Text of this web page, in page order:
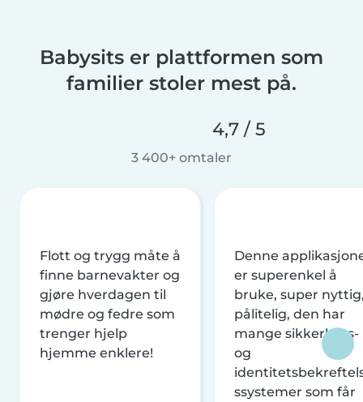
Babysits er plattformen som
familier stoler mest på.
4,7 / 5
3 400+ omtaler
Flott og trygg måte å
finne barnevakter og
gjøre hverdagen til
mødre og fedre som
trenger hjelp
hjemme enklere!
Denne
er superenkel å
bruke, super
pålitelig, den har
mange sikkerhets-
og
ssystemer som får